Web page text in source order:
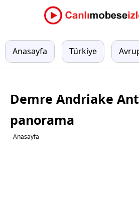
Anasayfa Türkiye
Demre Andriake
panorama
Anasayfa